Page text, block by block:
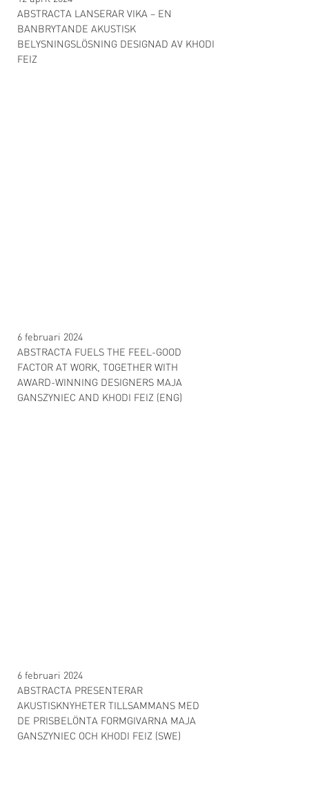
ABSTRACTA LANSERAR VIKA – EN
BANBRYTANDE AKUSTISK
BELYSNINGSLÖSNING DESIGNAD AV KHODI
FEIZ
6 februari 2024
ABSTRACTA FUELS THE FEEL-GOOD
FACTOR AT WORK, TOGETHER WITH
AWARD-WINNING DESIGNERS MAJA
GANSZYNIEC AND KHODI FEIZ (ENG)
6 februari 2024
ABSTRACTA PRESENTERAR
AKUSTISKNYHETER TILLSAMMANS MED
DE PRISBELÖNTA FORMGIVARNA MAJA
GANSZYNIEC OCH KHODI FEIZ (SWE)